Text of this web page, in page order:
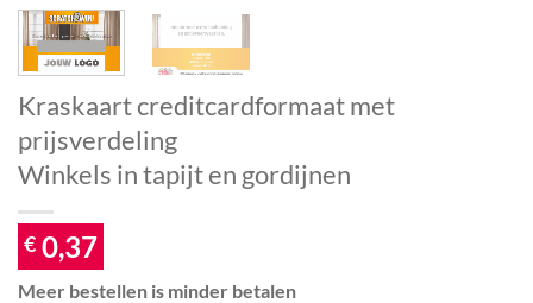
Kraskaart creditcardformaat met
prijsverdeling
Winkels in tapijt en gordijnen
€ 0,37
Meer bestellen is minder betalen